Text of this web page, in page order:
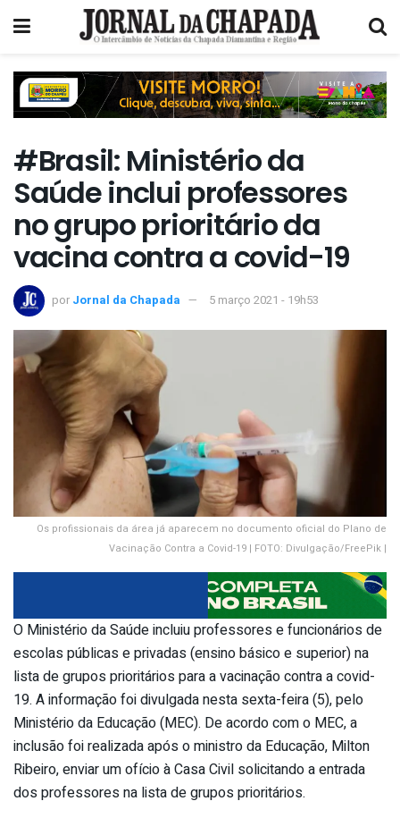
#Brasil: Ministério da
Saúde inclui professores
no grupo prioritário da
vacina contra a covid-19
por Jornal da Chapada 5 março 2021 - 19h53
Os profissionais da área já aparecem no documento oficial do Plano de
Vacinação Contra a Covid-19 | FOTO: Divulgação/FreePik |
O Ministério da Saúde incluiu professores e funcionários de
escolas públicas e privadas (ensino básico e superior) na
lista de grupos prioritários para a vacinação contra a covid-
19. A informação foi divulgada nesta sexta-feira (5), pelo
Ministério da Educação (MEC). De acordo com o MEC, a
inclusão foi realizada após o ministro da Educação, Milton
Ribeiro, enviar um ofício à Casa Civil solicitando a entrada
dos professores na lista de grupos prioritários.